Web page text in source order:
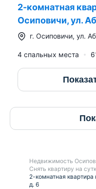
2-комнатная
Осиповичи, ул.
г. Осиповичи, ул.
4 спальных места
Недвижимость
Снять квартиру на
2-комнатная
д. 6